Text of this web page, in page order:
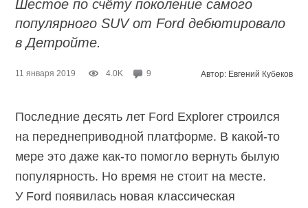
Шестое по счёту поколение самого
популярного SUV от Ford дебютировало
в Детройте.
11 января 2019 4.0K 9 Автор: Евгений Кубеков
Последние десять лет Ford Explorer строился
на переднеприводной платформе. В какой-то
мере это даже как-то помогло вернуть былую
популярность. Но время не стоит на месте.
У Ford появилась новая классическая